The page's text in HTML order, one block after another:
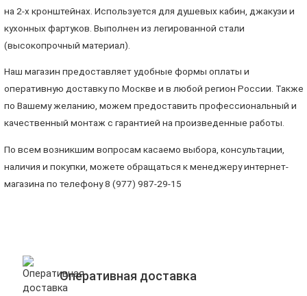
на 2-х кронштейнах. Используется для душевых кабин, джакузи и
кухонных фартуков. Выполнен из легированной стали
(высокопрочный материал).
Наш магазин предоставляет удобные формы оплаты и
оперативную доставку по Москве и в любой регион России. Также
по Вашему желанию, можем предоставить профессиональный и
качественный монтаж с гарантией на произведенные работы.
По всем возникшим вопросам касаемо выбора, консультации,
наличия и покупки, можете обращаться к менеджеру интернет-
магазина по телефону 8 (977) 987-29-15
Оперативная доставка